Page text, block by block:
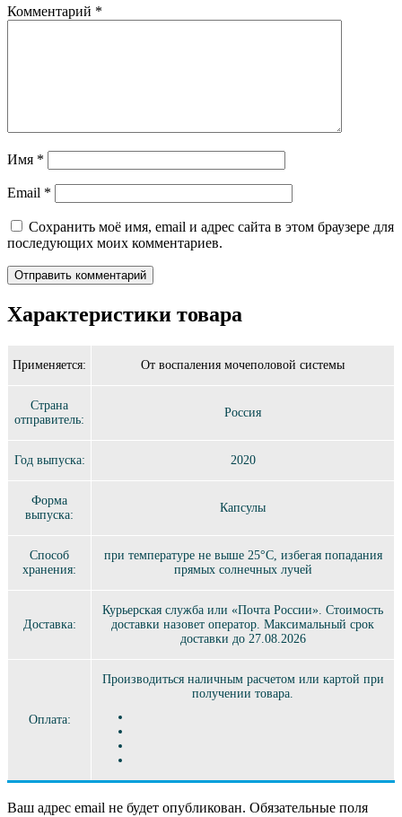
Комментарий *
Имя *
Email *
Сохранить моё имя, email и адрес сайта в этом браузере для
последующих моих комментариев.
Характеристики товара
Применяется: От воспаления мочеполовой системы
Страна
отправитель:
Россия
Год выпуска: 2020
Форма
выпуска:
Капсулы
Способ
хранения:
при температуре не выше 25°C, избегая попадания
прямых солнечных лучей
Доставка:
Курьерская служба или «Почта России». Стоимость
доставки назовет оператор. Максимальный срок
доставки до 27.08.2026
Оплата:
Производиться наличным расчетом или картой при
получении товара.
Ваш адрес email не будет опубликован. Обязательные поля